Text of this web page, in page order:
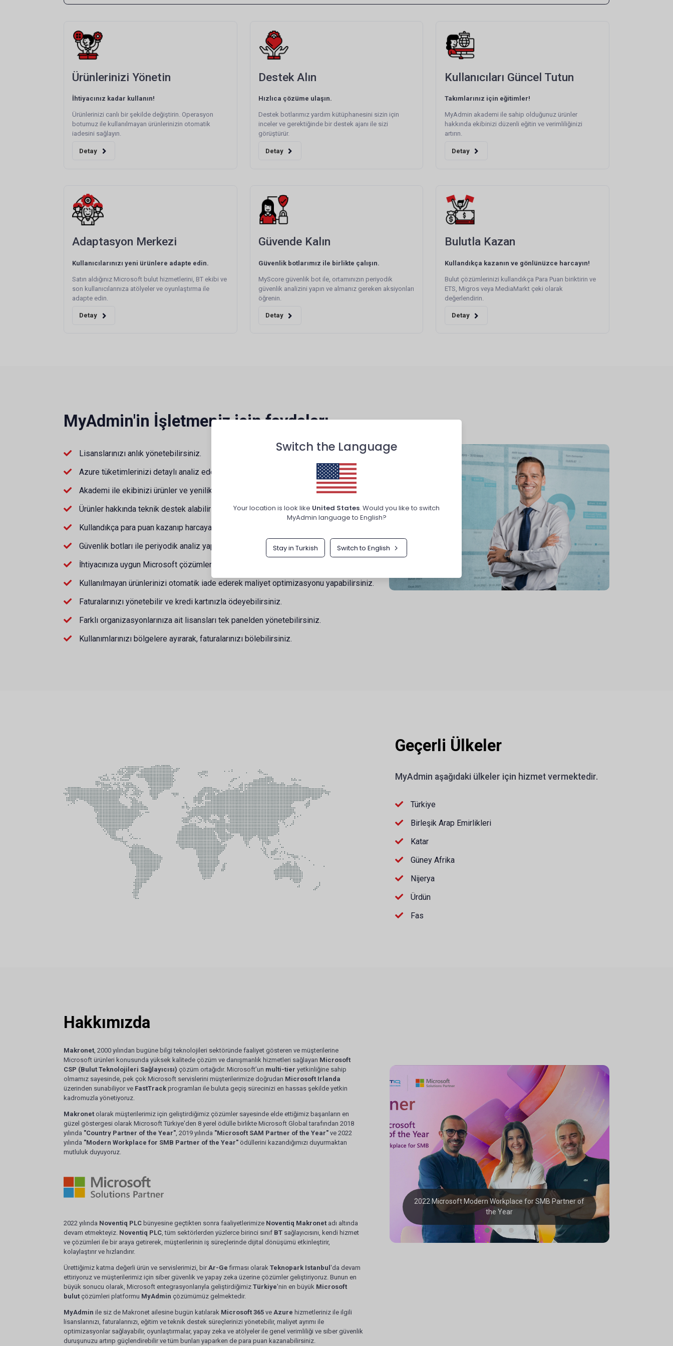
Ürünlerinizi Yönetin
İhtiyacınız kadar kullanın!
Ürünlerinizi canlı bir şekilde değiştirin. Operasyon
botumuz ile kullanılmayan ürünlerinizin otomatik
iadesini sağlayın.
Detay
Destek Alın
Hızlıca çözüme ulaşın.
Destek botlarımız yardım kütüphanesini sizin için
inceler ve gerektiğinde bir destek ajanı ile sizi
görüştürür.
Detay
Kullanıcıları Güncel Tutun
Takımlarınız için eğitimler!
MyAdmin akademi ile sahip olduğunuz ürünler
hakkında ekibinizi düzenli eğitin ve verimliliğinizi
artırın.
Detay
Adaptasyon Merkezi
Kullanıcılarınızı yeni ürünlere adapte edin.
Satın aldığınız Microsoft bulut hizmetlerini, BT ekibi ve
son kullanıcılarınıza atölyeler ve oyunlaştırma ile
adapte edin.
Detay
Güvende Kalın
Güvenlik botlarımız ile birlikte çalışın.
MyScore güvenlik bot ile, ortamınızın periyodik
güvenlik analizini yapın ve almanız gereken aksiyonları
öğrenin.
Detay
Bulutla Kazan
Kullandıkça kazanın ve gönlünüzce harcayın!
Bulut çözümlerinizi kullandıkça Para Puan biriktirin ve
ETS, Migros veya MediaMarkt çeki olarak
değerlendirin.
Detay
MyAdmin'in İşletmeniz için faydaları
Lisanslarınızı anlık yönetebilirsiniz.
Azure tüketimlerinizi detaylı analiz edebilirsiniz.
Akademi ile ekibinizi ürünler ve yenilikler hakkında sürekli eğitebilirsiniz.
Ürünler hakkında teknik destek alabilir ve bilgi bankasını inceleyebilirsiniz.
Kullandıkça para puan kazanıp harcayabilirsiniz.
Güvenlik botları ile periyodik analiz yapabilirsiniz.
İhtiyacınıza uygun Microsoft çözümlerini satın alabilir ve keşfedebilirsiniz.
Kullanılmayan ürünlerinizi otomatik iade ederek maliyet optimizasyonu yapabilirsiniz.
Faturalarınızı yönetebilir ve kredi kartınızla ödeyebilirsiniz.
Farklı organizasyonlarınıza ait lisansları tek panelden yönetebilirsiniz.
Kullanımlarınızı bölgelere ayırarak, faturalarınızı bölebilirsiniz.
Geçerli Ülkeler
MyAdmin aşağıdaki ülkeler için hizmet vermektedir.
Türkiye
Birleşik Arap Emirlikleri
Katar
Güney Afrika
Nijerya
Ürdün
Fas
Hakkımızda
Makronet , 2000 yılından bugüne bilgi teknolojileri sektöründe faaliyet gösteren ve müşterilerine
Microsoft ürünleri konusunda yüksek kalitede çözüm ve danışmanlık hizmetleri sağlayan Microsoft
CSP (Bulut Teknolojileri Sağlayıcısı) çözüm ortağıdır. Microsoft’un multi-tier yetkinliğine sahip
olmamız sayesinde, pek çok Microsoft servislerini müşterilerimize doğrudan Microsoft Irlanda
üzerinden sunabiliyor ve FastTrack programları ile buluta geçiş sürecinizi en hassas şekilde yetkin
kadromuzla yönetiyoruz.
Makronet olarak müşterilerimiz için geliştirdiğimiz çözümler sayesinde elde ettiğimiz başarıların en
güzel göstergesi olarak Microsoft Türkiye'den 8 yerel ödülle birlikte Microsoft Global tarafından 2018
yılında "Country Partner of the Year" , 2019 yılında "Microsoft SAM Partner of the Year" ve 2022
yılında "Modern Workplace for SMB Partner of the Year" ödüllerini kazandığımızı duyurmaktan
mutluluk duyuyoruz.
2022 yılında Noventiq PLC bünyesine geçtikten sonra faaliyetlerimize Noventiq Makronet adı altında
devam etmekteyiz. Noventiq PLC, tüm sektörlerden yüzlerce birinci sınıf BT sağlayıcısını, kendi hizmet
ve çözümleri ile bir araya getirerek, müşterilerinin iş süreçlerinde dijital dönüşümü etkinleştirir,
kolaylaştırır ve hızlandırır.
Ürettiğimiz katma değerli ürün ve servislerimizi, birAr-Ge firması olarak Teknopark Istanbul 'da devam
ettiriyoruz ve müşterilerimiz için siber güvenlik ve yapay zeka üzerine çözümler geliştiriyoruz. Bunun en
büyük sonucu olarak, Microsoft entegrasyonlarıyla geliştirdiğimiz Türkiye'nin en büyük Microsoft
bulut çözümleri platformu MyAdmin çözümümüz gelmektedir.
MyAdmin ile siz de Makronet ailesine bugün katılarak Microsoft 365 ve Azure hizmetleriniz ile ilgili
lisanslarınızı, faturalarınızı, eğitim ve teknik destek süreçlerinizi yönetebilir, maliyet ayrımı ile
optimizasyonlar sağlayabilir, oyunlaştırmalar, yapay zeka ve atölyeler ile genel verimliliği ve siber güvenlik
duruşunuzu artırıp güçlendirebilir ve tüm bunları yaparken de para puan kazanabilirsiniz.
2022 Microsoft Modern Workplace for SMB Partner of
the Year
Switch the Language
Your location is look like United States. Would you like to switch
MyAdmin language to English?
Stay in Turkish Switch to English